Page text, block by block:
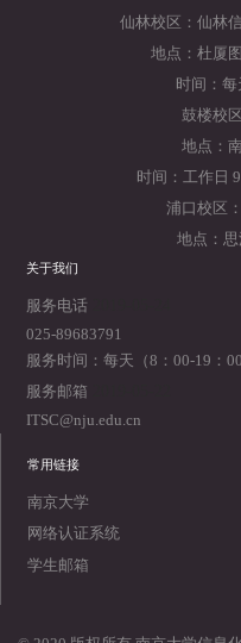
仙林校区：仙林
地点：杜厦
时间：每
鼓楼校
地点：
时间：工作日
浦口校区
地点：
关于我们
服务电话
025-89683791
服务时间：每天（8：00-19：00
服务邮箱
ITSC@nju.edu.cn
常用链接
南京大学
网络认证系统
学生邮箱